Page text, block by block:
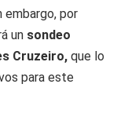
embargo, por
un sondeo
Cruzeiro, que lo
para este